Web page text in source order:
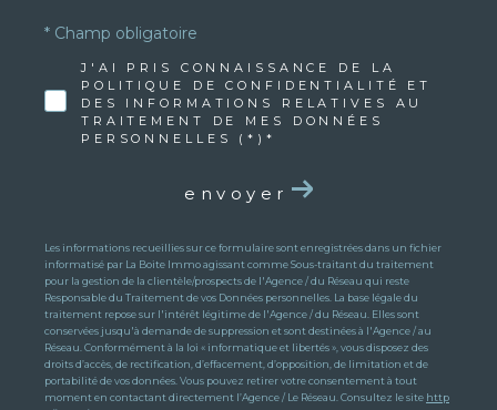
J'AI PRIS CONNAISSANCE DE LA
POLITIQUE DE CONFIDENTIALITÉ ET
DES INFORMATIONS RELATIVES AU
TRAITEMENT DE MES DONNÉES
PERSONNELLES (*)*
* Champ obligatoire
envoyer
Les informations recueillies sur ce formulaire sont enregistrées dans un fichier
informatisé par La Boite Immo agissant comme Sous-traitant du traitement
pour la gestion de la clientèle/prospects de l'Agence / du Réseau qui reste
Responsable du Traitement de vos Données personnelles. La base légale du
traitement repose sur l'intérêt légitime de l'Agence / du Réseau. Elles sont
conservées jusqu'à demande de suppression et sont destinées à l'Agence / au
Réseau. Conformément à la loi « informatique et libertés », vous disposez des
droits d’accès, de rectification, d’effacement, d’opposition, de limitation et de
portabilité de vos données. Vous pouvez retirer votre consentement à tout
moment en contactant directement l’Agence / Le Réseau. Consultez le site http